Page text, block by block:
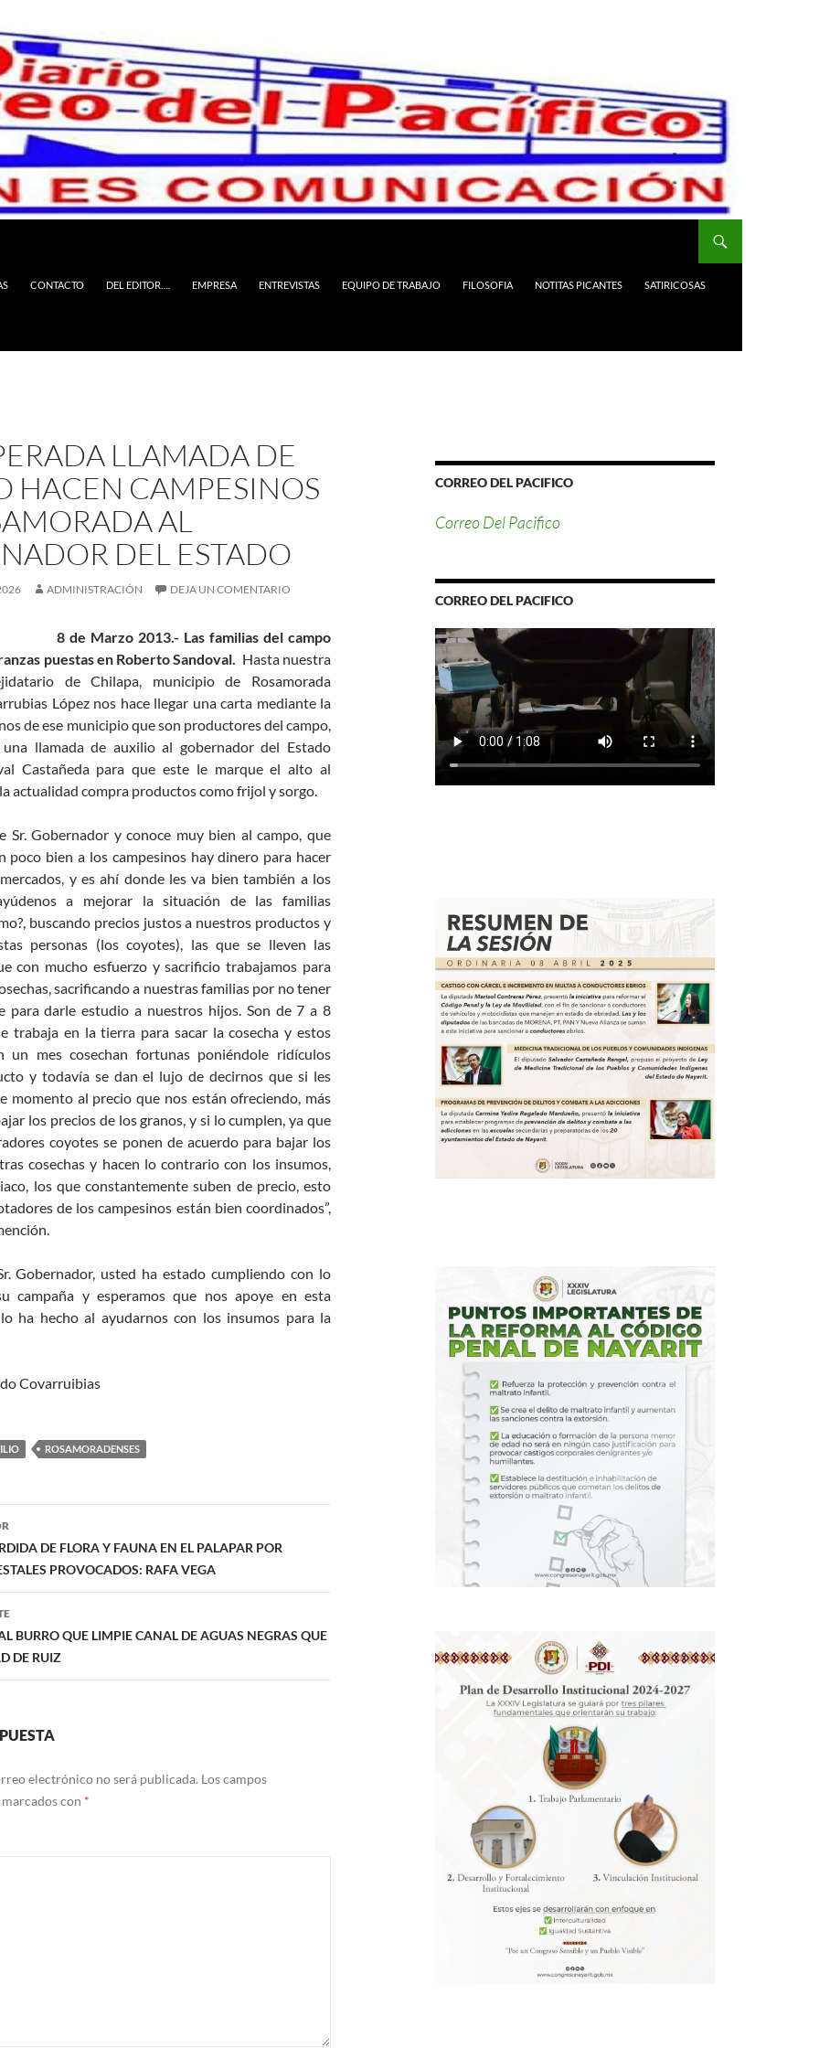
CONTACTO DEL EDITOR…. EMPRESA ENTREVISTAS EQUIPO DE TRABAJO FILOSOFIA NOTITAS PICANTES SATIRICOSAS
LLAMADA DE
HACEN CAMPESINOS
AL
DEL ESTADO
ADMINISTRACIÓN DEJA UN COMENTARIO
8 de Marzo 2013.- Las familias del campo
puestas en Roberto Sandoval. Hasta nuestra
de Chilapa, municipio de Rosamorada
López nos hace llegar una carta mediante la
de ese municipio que son productores del campo,
llamada de auxilio al gobernador del Estado
Castañeda para que este le marque el alto al
actualidad compra productos como frijol y sorgo.
Gobernador y conoce muy bien al campo, que
poco bien a los campesinos hay dinero para hacer
y es ahí donde les va bien también a los
a mejorar la situación de las familias
buscando precios justos a nuestros productos y
personas (los coyotes), las que se lleven las
con mucho esfuerzo y sacrificio trabajamos para
sacrificando a nuestras familias por no tener
para darle estudio a nuestros hijos. Son de 7 a 8
trabaja en la tierra para sacar la cosecha y estos
un mes cosechan fortunas poniéndole ridículos
y todavía se dan el lujo de decirnos que si les
momento al precio que nos están ofreciendo, más
los precios de los granos, y si lo cumplen, ya que
coyotes se ponen de acuerdo para bajar los
cosechas y hacen lo contrario con los insumos,
los que constantemente suben de precio, esto
de los campesinos están bien coordinados”,
Gobernador, usted ha estado cumpliendo con lo
campaña y esperamos que nos apoye en esta
ha hecho al ayudarnos con los insumos para la
Covarruibias
ROSAMORADENSES
DE FLORA Y FAUNA EN EL PALAPAR POR
PROVOCADOS: RAFA VEGA
BURRO QUE LIMPIE CANAL DE AGUAS NEGRAS QUE
DE RUIZ
electrónico no será publicada. Los campos
con *
CORREO DEL PACIFICO
Correo Del Pacifico
CORREO DEL PACIFICO